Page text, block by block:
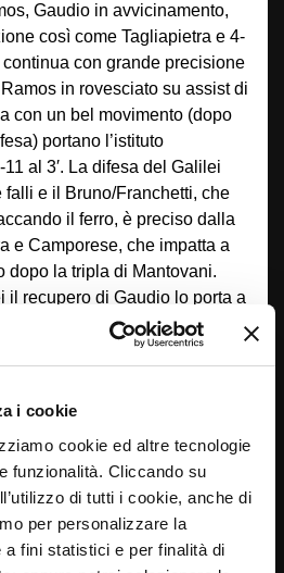
i cookie
cookie ed altre tecnologie
funzionalità. Cliccando su
di tutti i cookie, anche di
per personalizzare la
a fini statistici e per finalità di
Gaudio in avvicinamento,
così come Tagliapietra e 4-
continua con grande precisione
in rovesciato su assist di
con un bel movimento (dopo
portano l’istituto
al 3′. La difesa del Galilei
e il Bruno/Franchetti, che
il ferro, è preciso dalla
e Camporese, che impatta a
dopo la tripla di Mantovani.
il recupero di Gaudio lo porta a
I coneglianesi
anche per la difesa intensa
al 9′ il canestro del 15-11,
ritorno in campo, con i liberi di
di Bettiol che
del Galilei a chiamare time
20-11 e i coneglianesi